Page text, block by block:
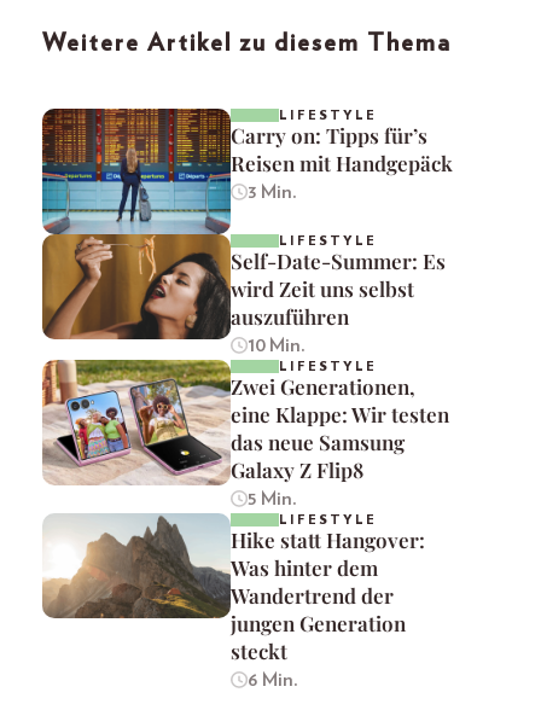
Weitere Artikel zu diesem Thema
LIFESTYLE
Carry on: Tipps für’s
Reisen mit Handgepäck
3 Min.
LIFESTYLE
Self-Date-Summer: Es
wird Zeit uns selbst
auszuführen
10 Min.
LIFESTYLE
Zwei Generationen,
eine Klappe: Wir testen
das neue Samsung
Galaxy Z Flip8
5 Min.
LIFESTYLE
Hike statt Hangover:
Was hinter dem
Wandertrend der
jungen Generation
steckt
6 Min.